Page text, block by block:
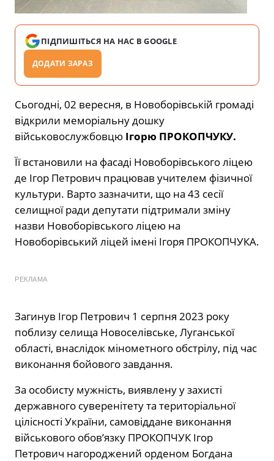
ПІДПИШІТЬСЯ НА НАС В GOOGLE
ДОДАТИ ЗАРАЗ
Сьогодні, 02 вересня, в Новоборівській громаді
відкрили меморіальну дошку
військовослужбовцю Ігорю ПРОКОПЧУКУ.
Її встановили на фасаді Новоборівського ліцею
де Ігор Петрович працював учителем фізичної
культури. Варто зазначити, що на 43 сесії
селищної ради депутати підтримали зміну
назви Новоборівського ліцею на
Новоборівський ліцей імені Ігоря ПРОКОПЧУКА.
РЕКЛАМА
Загинув Ігор Петрович 1 серпня 2023 року
поблизу селища Новоселівське, Луганської
області, внаслідок мінометного обстрілу, під час
виконання бойового завдання.
За особисту мужність, виявлену у захисті
державного суверенітету та територіальної
цілісності України, самовіддане виконання
військового обов’язку ПРОКОПЧУК Ігор
Петрович нагороджений орденом Богдана